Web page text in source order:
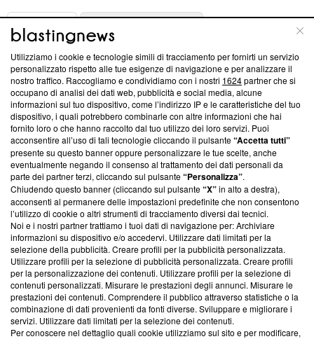
ABOUT
Questa sezione offre informazioni trasparenti su Blasting
News, sui nostri processi editoriali e su come ci impegniamo a
creare news di qualità. Inoltre, afferma la nostra aderenza a
‘Trust Project - News with Integrity’Blasting News non è
ancora membro del programma, ma ha richiesto di farne
parte; Trust Project non ha ancora effettuato una verifica di
conformità agli standard.
Su di noi
Team editoriale
Corporate
Redazione
Informativa Privacy
Cookie Policy
Blasting SA, IDI CHE-247.845.224, Via Carlo Frasca, 3 - 6900
Utilizziamo i cookie e tecnologie simili di tracciamento per fornirti un servizio
personalizzato rispetto alle tue esigenze di navigazione e per analizzare il
nostro traffico. Raccogliamo e condividiamo con i nostri 1624partner che si
occupano di analisi dei dati web, pubblicità e social media, alcune
informazioni sul tuo dispositivo, come l’indirizzo IP e le caratteristiche del tuo
dispositivo, i quali potrebbero combinarle con altre informazioni che hai
fornito loro o che hanno raccolto dal tuo utilizzo dei loro servizi. Puoi
acconsentire all’uso di tali tecnologie cliccando il pulsante“Accetta tutti”
presente su questo banner oppure personalizzare le tue scelte, anche
eventualmente negando il consenso al trattamento dei dati personali da
parte dei partner terzi, cliccando sul pulsante“Personalizza”.
Chiudendo questo banner (cliccando sul pulsante“X”in alto a destra),
acconsenti al permanere delle impostazioni predefinite che non consentono
l’utilizzo di cookie o altri strumenti di tracciamento diversi dai tecnici.
Noi e i nostri partner trattiamo i tuoi dati di navigazione per: Archiviare
informazioni su dispositivo e/o accedervi. Utilizzare dati limitati per la
selezione della pubblicità. Creare profili per la pubblicità personalizzata.
Utilizzare profili per la selezione di pubblicità personalizzata. Creare profili
per la personalizzazione dei contenuti. Utilizzare profili per la selezione di
contenuti personalizzati. Misurare le prestazioni degli annunci. Misurare le
prestazioni dei contenuti. Comprendere il pubblico attraverso statistiche o la
combinazione di dati provenienti da fonti diverse. Sviluppare e migliorare i
servizi. Utilizzare dati limitati per la selezione dei contenuti.
Per conoscere nel dettaglio quali cookie utilizziamo sul sito e per modificare,